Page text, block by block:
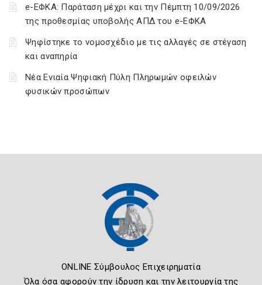
e-ΕΦΚΑ: Παράταση μέχρι και την Πέμπτη 10/09/2026
της προθεσμίας υποβολής ΑΠΔ του e-ΕΦΚΑ
Ψηφίστηκε το νομοσχέδιο με τις αλλαγές σε στέγαση
και αναπηρία
Νέα Ενιαία Ψηφιακή Πύλη Πληρωμών οφειλών
φυσικών προσώπων
ONLINE Σύμβουλος Επιχειρηματία
Όλα όσα αφορούν την ίδρυση και την λειτουργία της